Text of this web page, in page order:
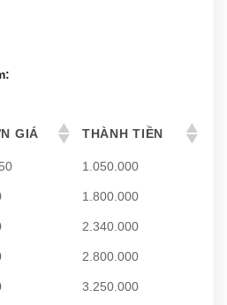
GIÁ THÀNH TIỀN
1.050.000
1.800.000
2.340.000
2.800.000
3.250.000